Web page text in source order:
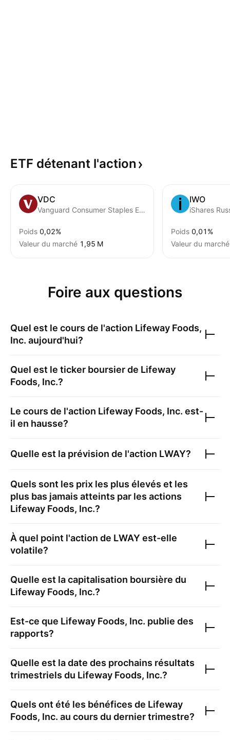
ETF détenant l'action
VDC
Vanguard Consumer Staples ETF
Poids 0,02%
Valeur du marché ‪1,95 M‬
IWO
Poids 0,01%
Valeur du marché
Foire aux questions
Quel est le cours de l'action Lifeway Foods,
Inc. aujourd'hui?
Quel est le ticker boursier de Lifeway
Foods, Inc.?
Le cours de l'action Lifeway Foods, Inc. est-
il en hausse?
Quelle est la prévision de l'action LWAY?
Quels sont les prix les plus élevés et les
plus bas jamais atteints par les actions
Lifeway Foods, Inc.?
À quel point l'action de LWAY est-elle
volatile?
Quelle est la capitalisation boursière du
Lifeway Foods, Inc.?
Est-ce que Lifeway Foods, Inc. publie des
rapports?
Quelle est la date des prochains résultats
trimestriels du Lifeway Foods, Inc.?
Quels ont été les bénéfices de Lifeway
Foods, Inc. au cours du dernier trimestre?